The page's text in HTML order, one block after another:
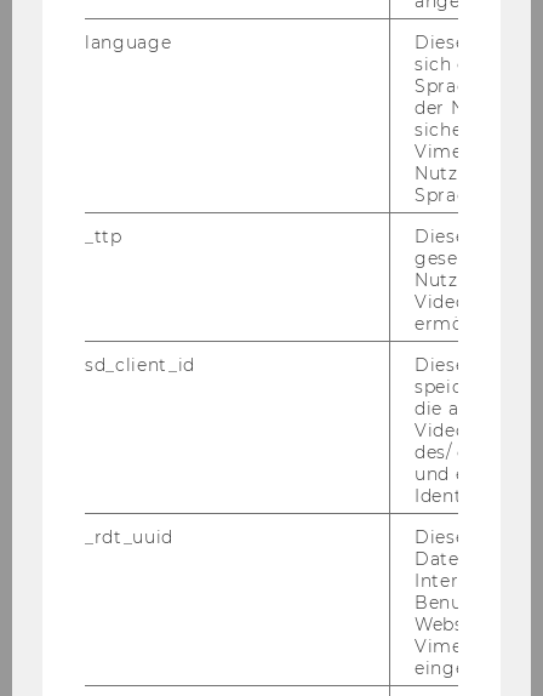
Schnittstellenmanagement rund um das
Fundraising der St. Anna
Schnupper-Workshop: Einführung in die
Workshop Resilienz: Thema Burnout-
Praxis-Workshop: AI/Künstliche Intelligenz für
Workshop Resilienz: Thema Selbstfürsorge -
Workshop Resilienz: Thema Selbstfürsorge
Workshop: NPO und Steuern – aus der
language
Dieses
sich die
der
Vimeo in der
Nutzer
Sprache
_ttp
Dieser
gesetzt, um
Nutzung des
Videoplayers
ermöglichen
sd_client_id
Dieses Cookie
speichert
die aktuellen
des/ der
und einen
_rdt_uuid
Dieses
Daten über
Interaktionen
Websites, auf
Vimeo-Video
eingebettet